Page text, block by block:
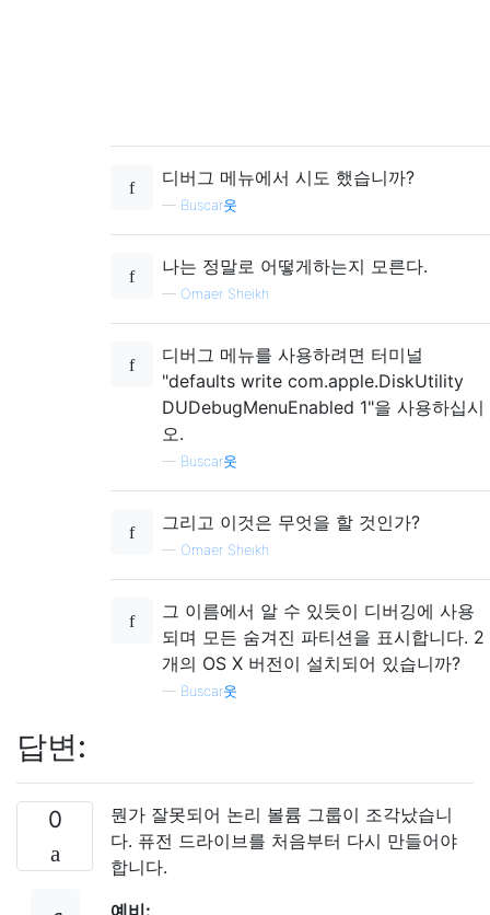
디버그 메뉴에서 시도 했습니까?
— Buscar웃
나는 정말로 어떻게하는지 모른다.
— Omaer Sheikh
디버그 메뉴를 사용하려면 터미널
"defaults write com.apple.DiskUtility
DUDebugMenuEnabled 1"을 사용하십시
오.
— Buscar웃
그리고 이것은 무엇을 할 것인가?
— Omaer Sheikh
그 이름에서 알 수 있듯이 디버깅에 사용
되며 모든 숨겨진 파티션을 표시합니다. 2
개의 OS X 버전이 설치되어 있습니까?
— Buscar웃
답변:
0
뭔가 잘못되어 논리 볼륨 그룹이 조각났습니
다. 퓨전 드라이브를 처음부터 다시 만들어야
합니다.